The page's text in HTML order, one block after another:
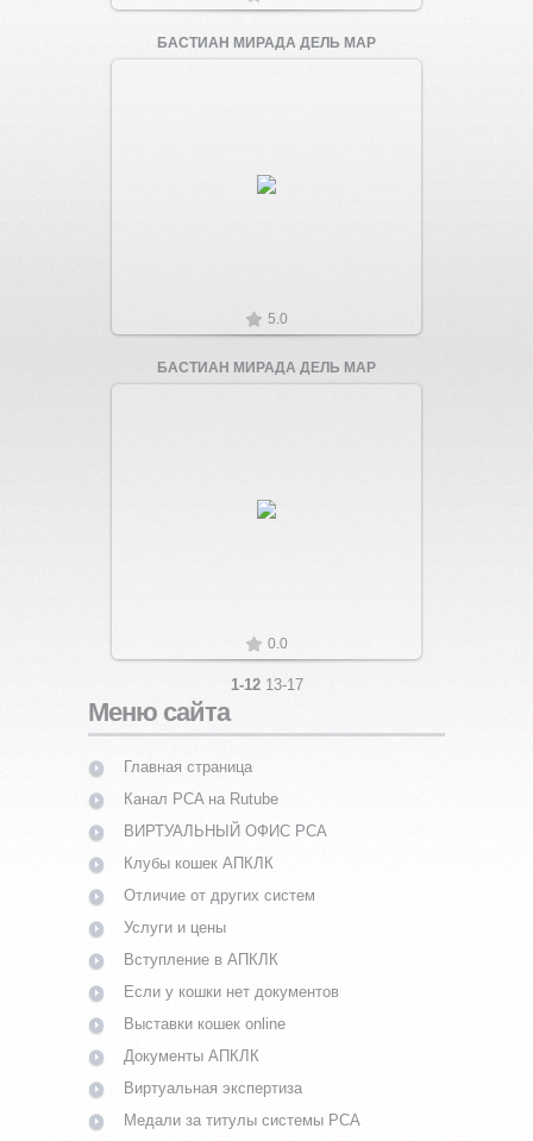
БАСТИАН МИРАДА ДЕЛЬ МАР
Увеличить
5.0
БАСТИАН МИРАДА ДЕЛЬ МАР
Увеличить
0.0
1-12 13-17
Меню сайта
Главная страница
Канал PCA на Rutube
ВИРТУАЛЬНЫЙ ОФИС PCA
Клубы кошек АПКЛК
Отличие от других систем
Услуги и цены
Вступление в АПКЛК
Если у кошки нет документов
Выставки кошек online
Документы АПКЛК
Виртуальная экспертиза
Медали за титулы системы PCA